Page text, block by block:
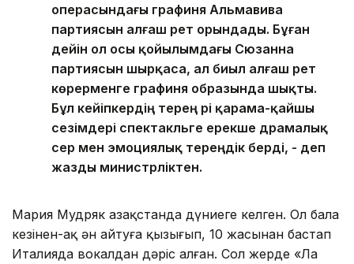
операсындағы графиня Альмавива
партиясын алғаш рет орындады. Бұған
дейін ол осы қойылымдағы Сюзанна
партиясын шырқаса, ал биыл алғаш рет
көрерменге графиня образында шықты.
Бұл кейіпкердің терең әрі қарама-қайшы
сезімдері спектакльге ерекше драмалық
әсер мен эмоциялық тереңдік берді, - деп
жазды министрліктен.
Мария Мудряк Қазақстанда дүниеге келген. Ол бала
кезінен-ақ ән айтуға қызығып, 10 жасынан бастап
Италияда вокалдан дәріс алған. Сол жерде «Ла